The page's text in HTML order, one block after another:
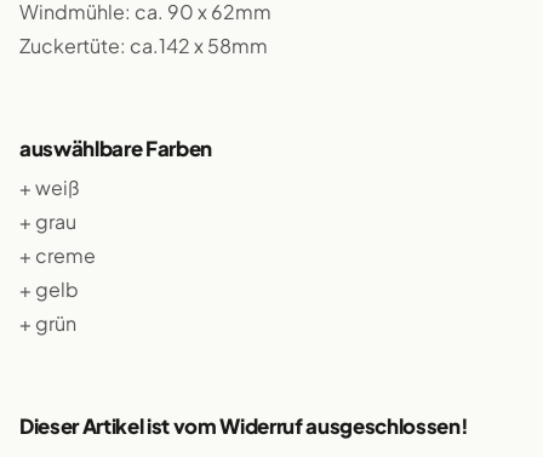
Windmühle: ca. 90 x 62mm
Zuckertüte: ca.142 x 58mm
auswählbare Farben
+ weiß
+ grau
+ creme
+ gelb
+ grün
Dieser Artikel ist vom Widerruf ausgeschlossen!